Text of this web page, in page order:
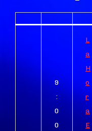
9
:
0
0
L
a
H
o
r
a
E